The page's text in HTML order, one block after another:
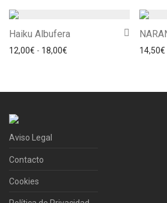
Haiku Albufera
12,00€ - 18,00€ Rango de precios: desde
14,50€
Aviso Legal
Contacto
Cookies